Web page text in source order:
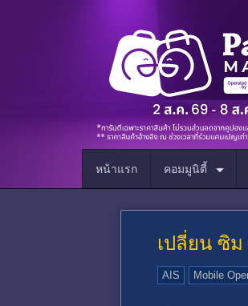
หน้าแรก คอมมูนิตี้
เปลี่ยน ซิม
AIS Mobile